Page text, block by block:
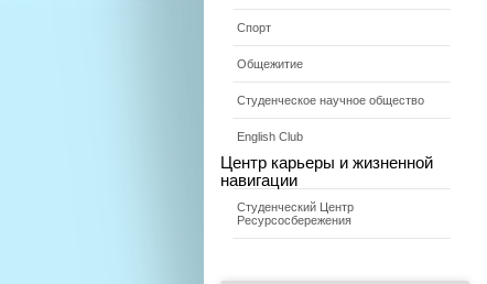
Спорт
Общежитие
Студенческое научное общество
English Club
Центр карьеры и жизненной
навигации
Студенческий Центр
Ресурсосбережения